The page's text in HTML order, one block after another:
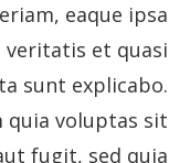
eaque ipsa
veritatis et quasi
sunt explicabo.
quia voluptas sit
fugit, sed quia